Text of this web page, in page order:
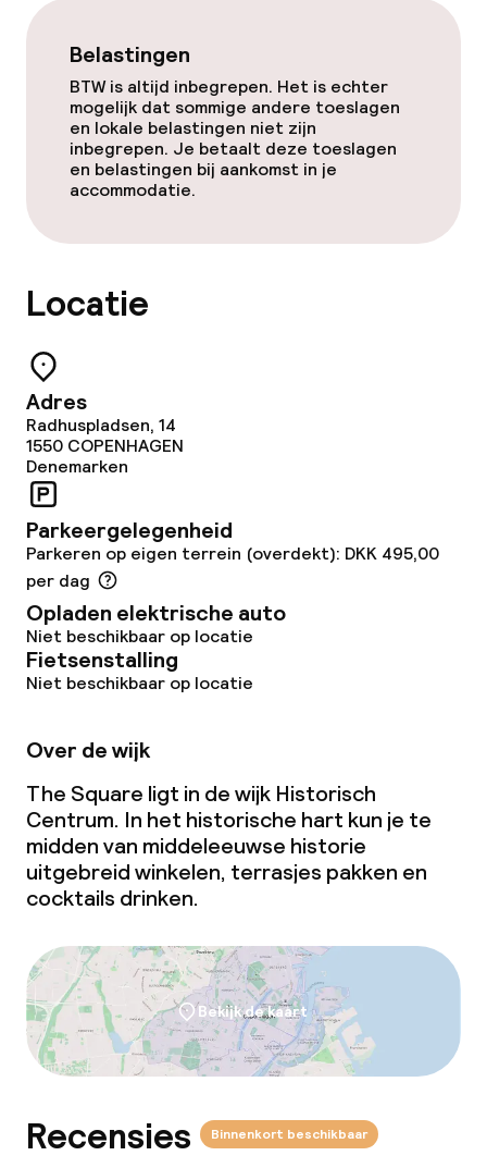
Eet- en drinkdiensten
Ontbijtbuffet
Roomservice
Dieetopties
Beleid
Overal rookvrij
Belastingen
BTW is altijd inbegrepen. Het is echter
mogelijk dat sommige andere toeslagen
en lokale belastingen niet zijn
inbegrepen. Je betaalt deze toeslagen
en belastingen bij aankomst in je
accommodatie.
Locatie
Adres
Radhuspladsen, 14
1550 COPENHAGEN
Denemarken
Parkeergelegenheid
Parkeren op eigen terrein (overdekt): DKK 495,00
per dag
Opladen elektrische auto
Niet beschikbaar op locatie
Fietsenstalling
Niet beschikbaar op locatie
Over de wijk
The Square ligt in de wijk Historisch
Centrum. In het historische hart kun je te
midden van middeleeuwse historie
uitgebreid winkelen, terrasjes pakken en
cocktails drinken.
Bekijk de kaart
Recensies Binnenkort beschikbaar